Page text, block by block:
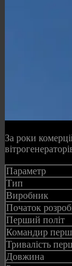
За роки
Параметр
Тип
Виробник
Початок
Перший політ
Командир
Тривалість
Довжина